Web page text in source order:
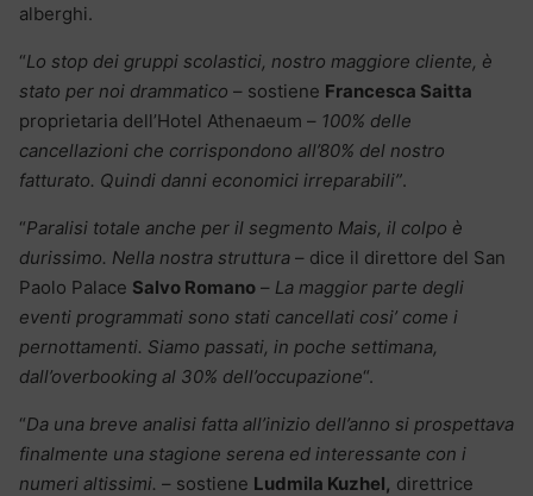
alberghi.
“Lo stop dei gruppi scolastici, nostro maggiore cliente, è
stato per noi drammatico – sostiene Francesca Saitta
proprietaria dell’Hotel Athenaeum – 100% delle
cancellazioni che corrispondono all’80% del nostro
fatturato. Quindi danni economici irreparabili”.
“Paralisi totale anche per il segmento Mais, il colpo è
durissimo. Nella nostra struttura – dice il direttore del San
Paolo Palace Salvo Romano – La maggior parte degli
eventi programmati sono stati cancellati cosi’ come i
pernottamenti. Siamo passati, in poche settimana,
dall’overbooking al 30% dell’occupazione“.
“Da una breve analisi fatta all’inizio dell’anno si prospettava
finalmente una stagione serena ed interessante con i
numeri altissimi. – sostiene Ludmila Kuzhel, direttrice